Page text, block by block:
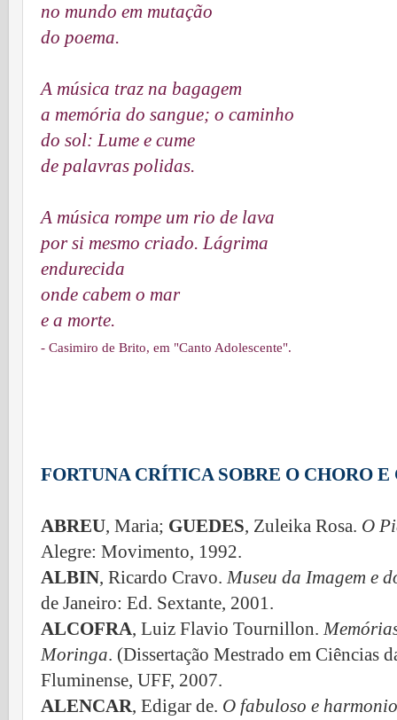
no mundo em mutação
do poema.
A música traz na bagagem
a memória do sangue; o caminho
do sol: Lume e cume
de palavras polidas.
A música rompe um rio de lava
por si mesmo criado. Lágrima
endurecida
onde cabem o mar
e a morte.
- Casimiro de Brito, em "Canto Adolescente".
FORTUNA CRÍTICA SOBRE O CHORO E
ABREU, Maria; GUEDES, Zuleika Rosa. O
Alegre: Movimento, 1992.
ALBIN, Ricardo Cravo. Museu da Imagem e
de Janeiro: Ed. Sextante, 2001.
ALCOFRA, Luiz Flavio Tournillon.
Moringa. (Dissertação Mestrado em Ciências
Fluminense, UFF, 2007.
ALENCAR, Edigar de. O fabuloso e